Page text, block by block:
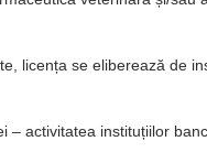
licența se eliberează de
– activitatea instituțiilor